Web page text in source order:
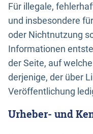
Für illegale,
und insbesondere
oder Nichtnutzung
Informationen
der Seite, auf
derjenige, der über
Veröffentlichung
Urheber- und